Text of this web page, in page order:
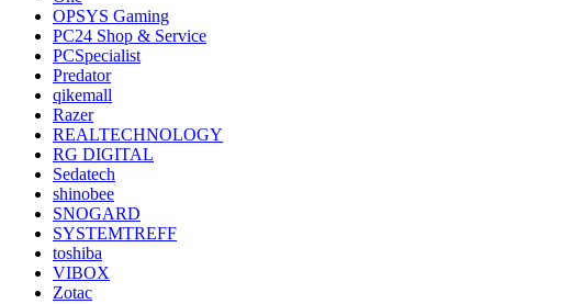
OPSYS Gaming
PC24 Shop & Service
PCSpecialist
Predator
qikemall
Razer
REALTECHNOLOGY
RG DIGITAL
Sedatech
shinobee
SNOGARD
SYSTEMTREFF
toshiba
VIBOX
Zotac